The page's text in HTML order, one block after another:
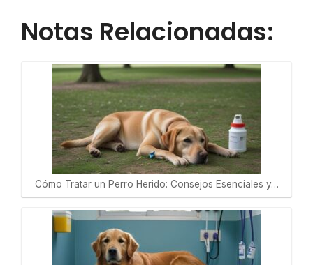
Notas Relacionadas:
Cómo Tratar un Perro Herido: Consejos Esenciales y…